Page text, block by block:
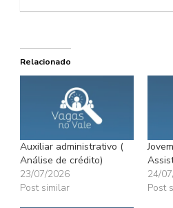
Relacionado
Auxiliar administrativo (
Análise de crédito)
23/07/2026
Post similar
24/
Post